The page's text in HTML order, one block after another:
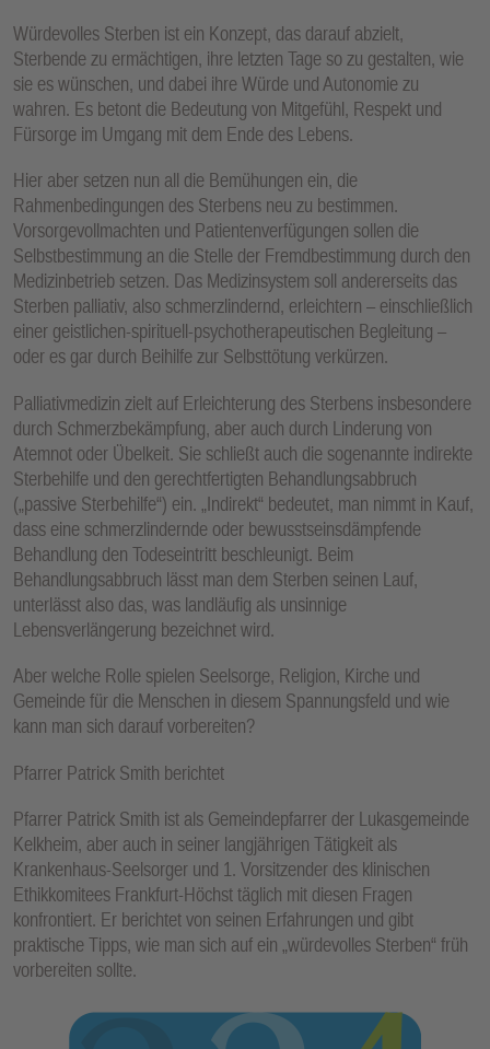
Würdevolles Sterben ist ein Konzept, das darauf abzielt,
Sterbende zu ermächtigen, ihre letzten Tage so zu gestalten, wie
sie es wünschen, und dabei ihre Würde und Autonomie zu
wahren. Es betont die Bedeutung von Mitgefühl, Respekt und
Fürsorge im Umgang mit dem Ende des Lebens.
Hier aber setzen nun all die Bemühungen ein, die
Rahmenbedingungen des Sterbens neu zu bestimmen.
Vorsorgevollmachten und Patientenverfügungen sollen die
Selbstbestimmung an die Stelle der Fremdbestimmung durch den
Medizinbetrieb setzen. Das Medizinsystem soll andererseits das
Sterben palliativ, also schmerzlindernd, erleichtern – einschließlich
einer geistlichen-spirituell-psychotherapeutischen Begleitung –
oder es gar durch Beihilfe zur Selbsttötung verkürzen.
Palliativmedizin zielt auf Erleichterung des Sterbens insbesondere
durch Schmerzbekämpfung, aber auch durch Linderung von
Atemnot oder Übelkeit. Sie schließt auch die sogenannte indirekte
Sterbehilfe und den gerechtfertigten Behandlungsabbruch
(„passive Sterbehilfe“) ein. „Indirekt“ bedeutet, man nimmt in Kauf,
dass eine schmerzlindernde oder bewusstseinsdämpfende
Behandlung den Todeseintritt beschleunigt. Beim
Behandlungsabbruch lässt man dem Sterben seinen Lauf,
unterlässt also das, was landläufig als unsinnige
Lebensverlängerung bezeichnet wird.
Aber welche Rolle spielen Seelsorge, Religion, Kirche und
Gemeinde für die Menschen in diesem Spannungsfeld und wie
kann man sich darauf vorbereiten?
Pfarrer Patrick Smith berichtet
Pfarrer Patrick Smith ist als Gemeindepfarrer der Lukasgemeinde
Kelkheim, aber auch in seiner langjährigen Tätigkeit als
Krankenhaus-Seelsorger und 1. Vorsitzender des klinischen
Ethikkomitees Frankfurt-Höchst täglich mit diesen Fragen
konfrontiert. Er berichtet von seinen Erfahrungen und gibt
praktische Tipps, wie man sich auf ein „würdevolles Sterben“ früh
vorbereiten sollte.